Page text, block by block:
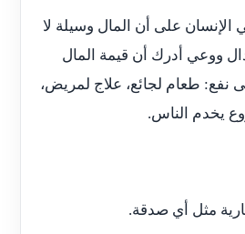
الإنسان على أن المال وسيلة لا
ووعي أدرك أن قيمة المال
نفع: طعام لجائع، علاج لمريض،
يخدم الناس.
مثل أي صدقة.